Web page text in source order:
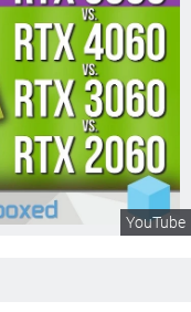
YouTube